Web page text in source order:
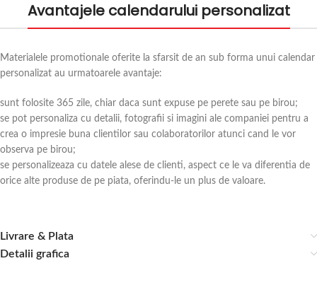
Avantajele calendarului personalizat
Materialele promotionale oferite la sfarsit de an sub forma unui calendar
personalizat au urmatoarele avantaje:
sunt folosite 365 zile, chiar daca sunt expuse pe perete sau pe birou;
se pot personaliza cu detalii, fotografii si imagini ale companiei pentru a
crea o impresie buna clientilor sau colaboratorilor atunci cand le vor
observa pe birou;
se personalizeaza cu datele alese de clienti, aspect ce le va diferentia de
orice alte produse de pe piata, oferindu-le un plus de valoare.
Livrare & Plata
Detalii grafica